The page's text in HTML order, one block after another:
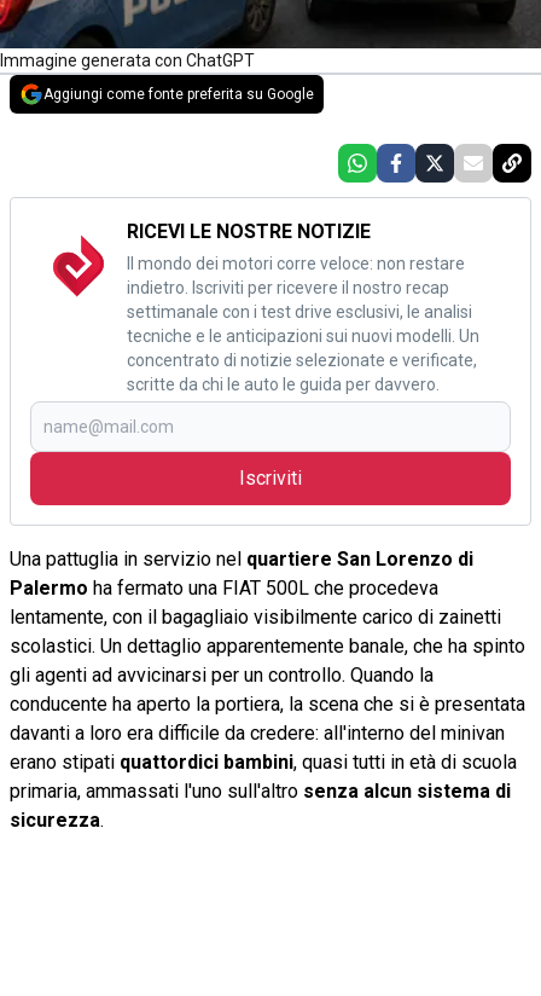
Immagine generata con ChatGPT
Aggiungi come fonte preferita su Google
RICEVI LE NOSTRE NOTIZIE
Il mondo dei motori corre veloce: non restare
indietro. Iscriviti per ricevere il nostro recap
settimanale con i test drive esclusivi, le analisi
tecniche e le anticipazioni sui nuovi modelli. Un
concentrato di notizie selezionate e verificate,
scritte da chi le auto le guida per davvero.
Iscriviti
Una pattuglia in servizio nel quartiere San Lorenzo di
Palermo ha fermato una FIAT 500L che procedeva
lentamente, con il bagagliaio visibilmente carico di zainetti
scolastici. Un dettaglio apparentemente banale, che ha spinto
gli agenti ad avvicinarsi per un controllo. Quando la
conducente ha aperto la portiera, la scena che si è presentata
davanti a loro era difficile da credere: all'interno del minivan
erano stipati quattordici bambini, quasi tutti in età di scuola
primaria, ammassati l'uno sull'altro senza alcun sistema di
sicurezza.